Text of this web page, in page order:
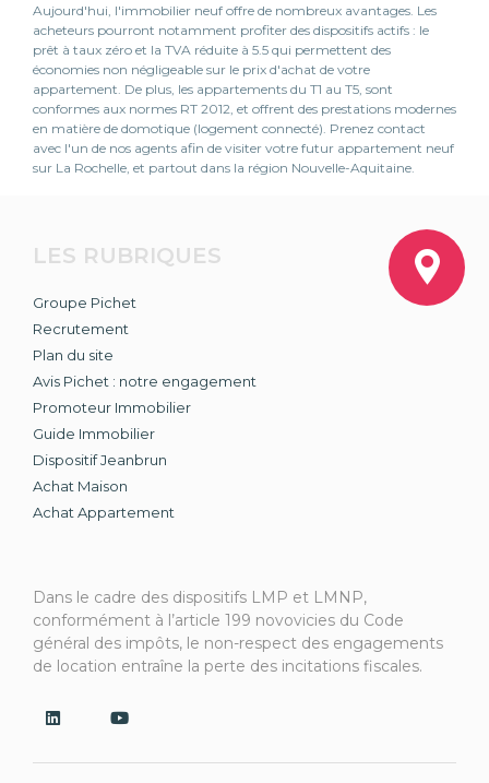
Aujourd'hui, l'immobilier neuf offre de nombreux avantages. Les
acheteurs pourront notamment profiter des dispositifs actifs : le
prêt à taux zéro et la TVA réduite à 5.5 qui permettent des
économies non négligeable sur le prix d'achat de votre
appartement. De plus, les appartements du T1 au T5, sont
conformes aux normes RT 2012, et offrent des prestations modernes
en matière de domotique (logement connecté). Prenez contact
avec l'un de nos agents afin de visiter votre futur appartement neuf
sur La Rochelle, et partout dans la région Nouvelle-Aquitaine.
LES RUBRIQUES
Groupe Pichet
Recrutement
Plan du site
Avis Pichet : notre engagement
Promoteur Immobilier
Guide Immobilier
Dispositif Jeanbrun
Achat Maison
Achat Appartement
Dans le cadre des dispositifs LMP et LMNP,
conformément à l’article 199 novovicies du Code
général des impôts, le non-respect des engagements
de location entraîne la perte des incitations fiscales.